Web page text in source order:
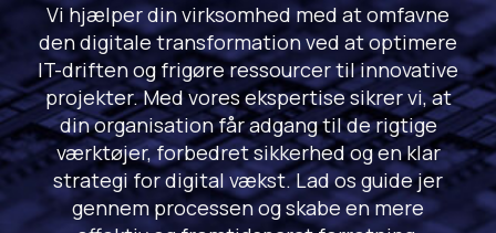
Vi hjælper din virksomhed med at omfavne
den digitale transformation ved at optimere
IT-driften og frigøre ressourcer til innovative
projekter. Med vores ekspertise sikrer vi, at
din organisation får adgang til de rigtige
værktøjer, forbedret sikkerhed og en klar
strategi for digital vækst. Lad os guide jer
gennem processen og skabe en mere